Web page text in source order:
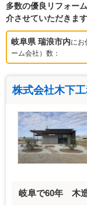
多数の優良リフォー
介させていただきます
岐阜県 瑞浪市内にお
ーム会社）数：
株式会社木下
岐阜で60年 木造